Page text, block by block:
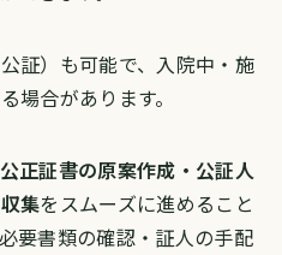
証）も可能で、入院中・施
場合があります。
公正証書の原案作成・公証人
集をスムーズに進めること
要書類の確認・証人の手配